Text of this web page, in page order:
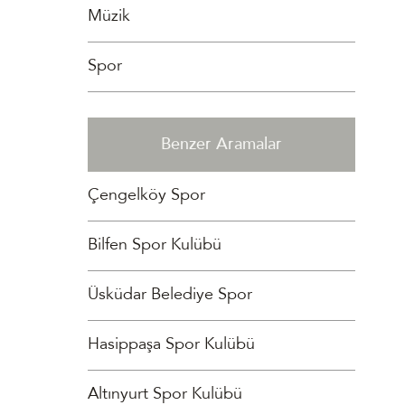
Müzik
Spor
Benzer Aramalar
Çengelköy Spor
Bilfen Spor Kulübü
Üsküdar Belediye Spor
Hasippaşa Spor Kulübü
Altınyurt Spor Kulübü